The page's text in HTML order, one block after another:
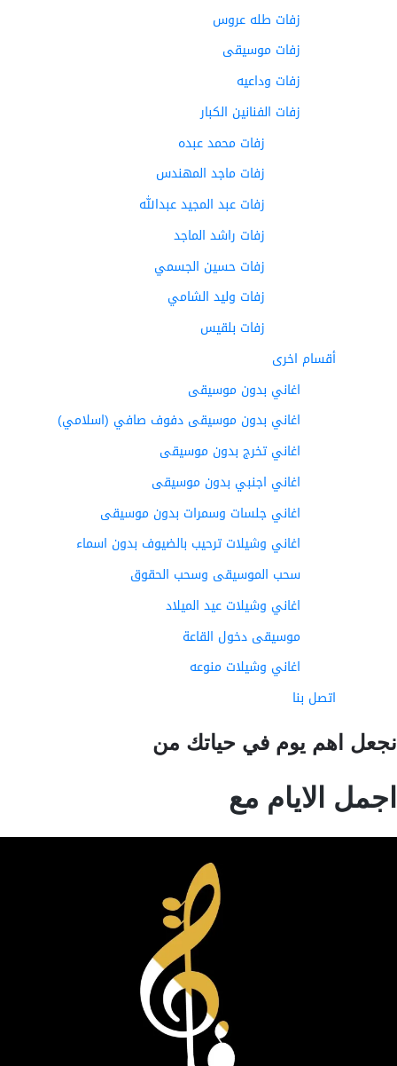
زفات طله عروس
زفات موسيقى
زفات وداعيه
زفات الفنانين الكبار
زفات محمد عبده
زفات ماجد المهندس
زفات عبد المجيد عبدالله
زفات راشد الماجد
زفات حسين الجسمي
زفات وليد الشامي
زفات بلقيس
أقسام اخرى
اغاني بدون موسيقى
اغاني بدون موسيقى دفوف صافي (اسلامي)
اغاني تخرج بدون موسيقى
اغاني اجنبي بدون موسيقى
اغاني جلسات وسمرات بدون موسيقى
اغاني وشيلات ترحيب بالضيوف بدون اسماء
سحب الموسيقى وسحب الحقوق
اغاني وشيلات عيد الميلاد
موسيقى دخول القاعة
اغاني وشيلات منوعه
اتصل بنا
اهم يوم في حياتك من
الايام مع